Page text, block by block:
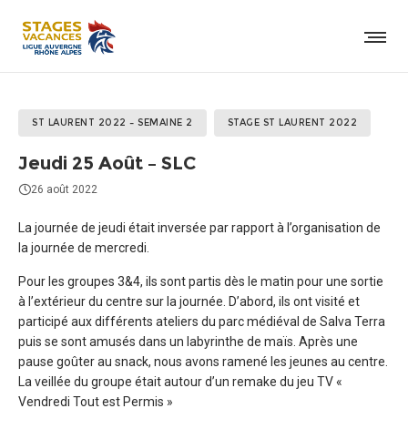
ST LAURENT 2022 – SEMAINE 2 STAGE ST LAURENT 2022
Jeudi 25 Août – SLC
26 août 2022
La journée de jeudi était inversée par rapport à l’organisation de
la journée de mercredi.
Pour les groupes 3&4, ils sont partis dès le matin pour une sortie
à l’extérieur du centre sur la journée. D’abord, ils ont visité et
participé aux différents ateliers du parc médiéval de Salva Terra
puis se sont amusés dans un labyrinthe de maïs. Après une
pause goûter au snack, nous avons ramené les jeunes au centre.
La veillée du groupe était autour d’un remake du jeu TV «
Vendredi Tout est Permis »